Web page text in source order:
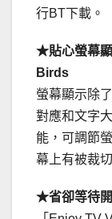
行BT下載。
★貼心螢幕
Birds
螢幕顯示除
對應和文字
能，可調節
幕上有被裁
★省卻等待